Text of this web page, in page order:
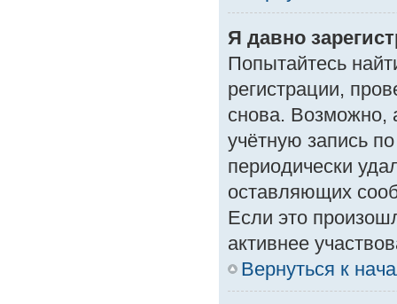
Я давно
Попытайтесь
регистрации,
снова. Возможно,
учётную запись
периодически
оставляющих
Если это
активнее
Вернуться к